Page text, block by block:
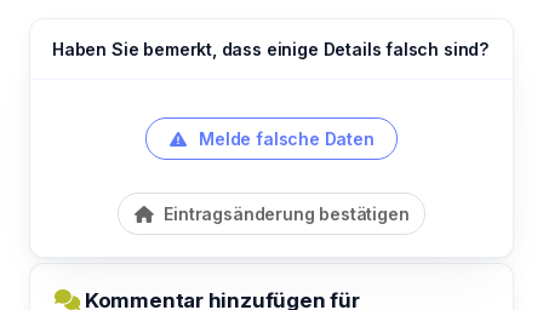
Haben Sie bemerkt, dass einige Details falsch sind?
Melde falsche Daten
Eintragsänderung bestätigen
Kommentar hinzufügen für